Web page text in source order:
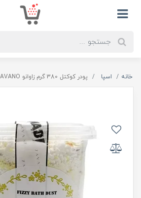
خانه اسپا پودر کوکتل 380 گرم زاوانو ZAVANO - لیمو حاوی گل خشک